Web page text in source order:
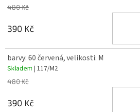
480 Kč
390 Kč
barvy: 60 červená, velikosti: M
Skladem | 117/M2
480 Kč
390 Kč